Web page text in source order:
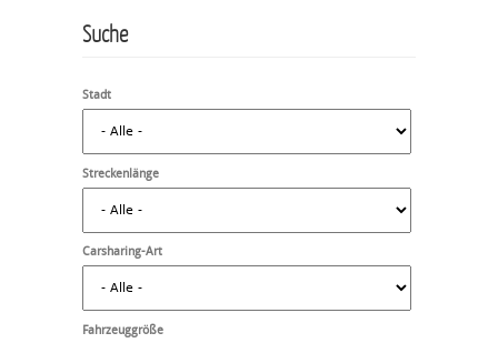
Suche
Stadt
Streckenlänge
Carsharing-Art
Fahrzeuggröße